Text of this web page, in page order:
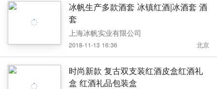
冰帆生产多款酒套 冰镇红酒|冰酒套 酒
套
上海冰帆实业有限公司
2018-11-13 16:36 北京
时尚新款 复古双支装红酒皮盒红酒礼
盒 红酒礼品包装盒